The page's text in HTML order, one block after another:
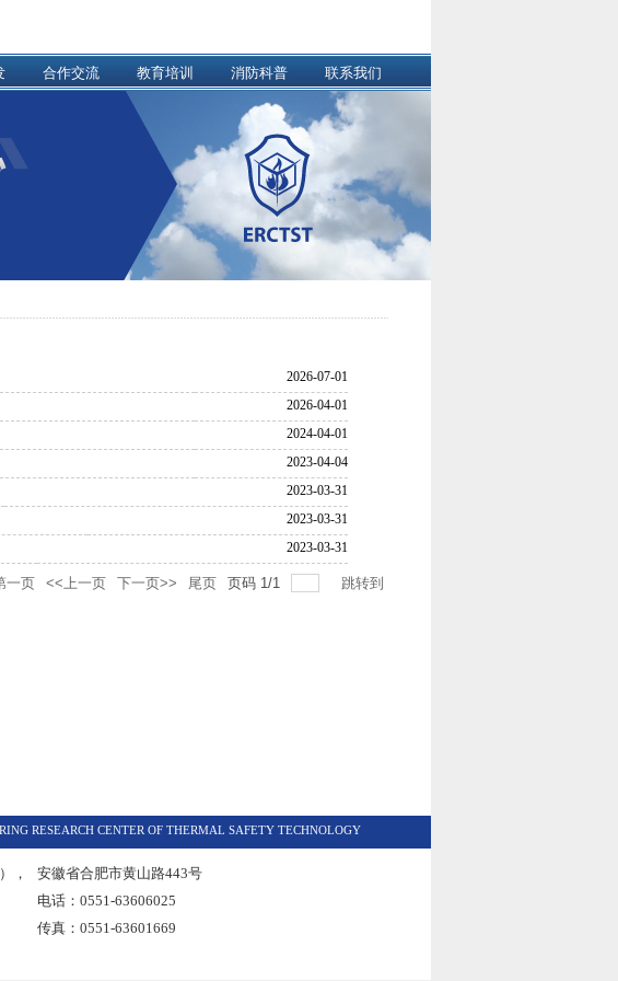
合作交流 教育培训 消防科普 联系我们
2026-07-01
2026-04-01
2024-04-01
2023-04-04
2023-03-31
2023-03-31
2023-03-31
一页 <<上一页 下一页>> 尾页 页码 1/1 跳转到
RESEARCH CENTER OF THERMAL SAFETY TECHNOLOGY
，
安徽省合肥市黄山路443号
电话：0551-63606025
传真：0551-63601669